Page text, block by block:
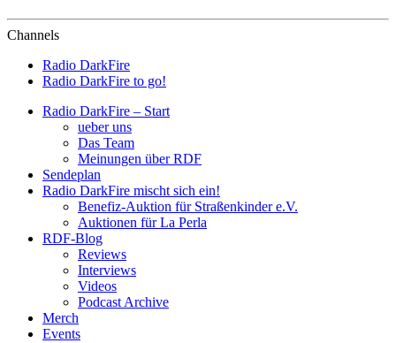
Channels
Radio DarkFire
Radio DarkFire to go!
Radio DarkFire – Start
ueber uns
Das Team
Meinungen über RDF
Sendeplan
Radio DarkFire mischt sich ein!
Benefiz-Auktion für Straßenkinder e.V.
Auktionen für La Perla
RDF-Blog
Reviews
Interviews
Videos
Podcast Archive
Merch
Events